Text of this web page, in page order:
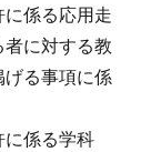
係る応用走
に対する教
る事項に係
係る学科